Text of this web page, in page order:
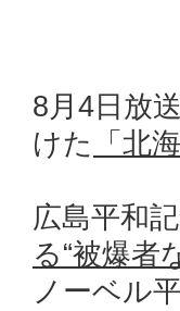
8月4日放
けた
「北
広島平和
る“被爆者
ノーベル